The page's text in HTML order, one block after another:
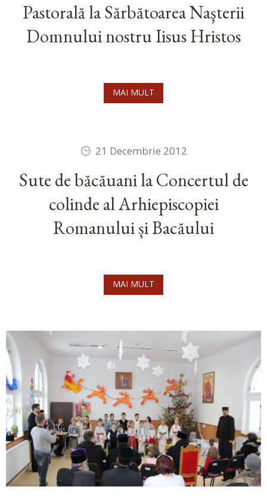
Pastorală la Sărbătoarea Naşterii
Domnului nostru Iisus Hristos
MAI MULT
21 Decembrie 2012
Sute de băcăuani la Concertul de
colinde al Arhiepiscopiei
Romanului și Bacăului
MAI MULT